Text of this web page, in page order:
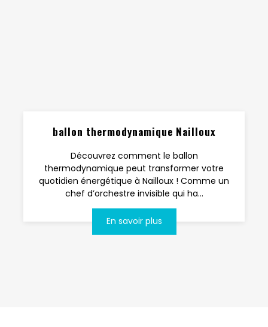
ballon thermodynamique Nailloux
Découvrez comment le ballon
thermodynamique peut transformer votre
quotidien énergétique à Nailloux ! Comme un
chef d’orchestre invisible qui ha...
En savoir plus